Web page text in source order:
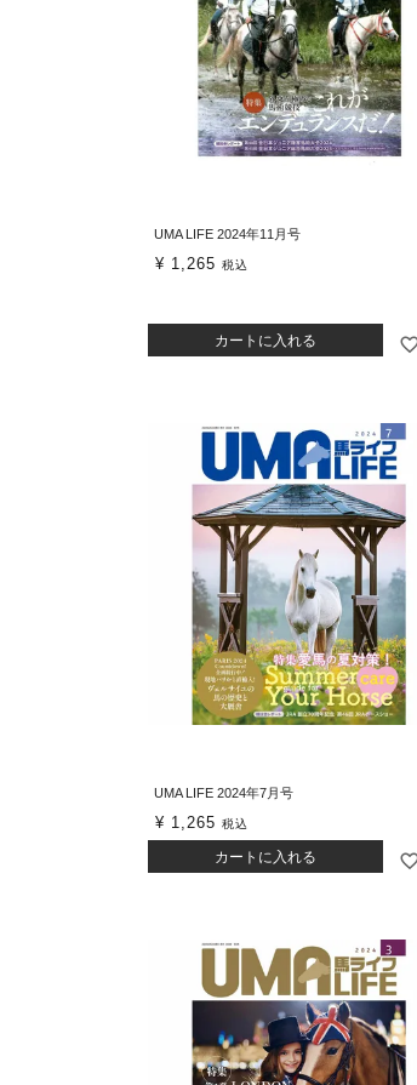
UMA LIFE 2024年11月号
¥ 1,265 税込
カートに入れる
UMA LIFE 2024年7月号
¥ 1,265 税込
カートに入れる